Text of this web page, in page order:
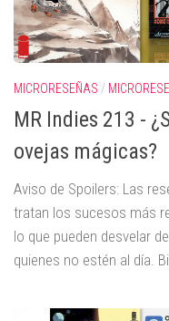
MICRORESEÑAS /
MR Indies 213 -
ovejas mágicas?
Aviso de Spoilers: Las
tratan los sucesos más
lo que pueden desvelar
quienes no estén al día.